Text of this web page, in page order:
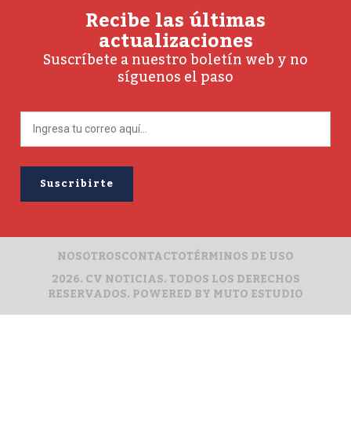
Recibe las últimas
actualizaciones
Suscríbete a nuestro boletín web y no
síguenos el paso
2026. CV NOTICIAS. TODOS LOS DERECHOS
RESERVADOS. POWERED BYMUTO ESTUDIO
NOSOTROSCONTACTOTÉRMINOS DE USO